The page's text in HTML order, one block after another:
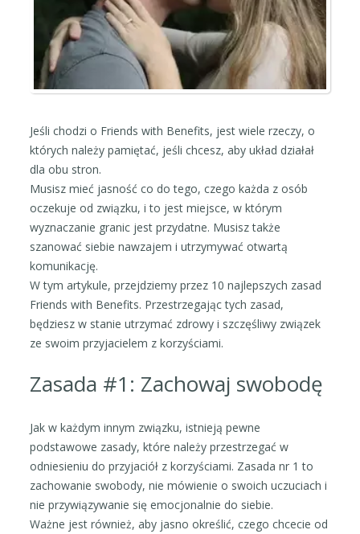
Jeśli chodzi o Friends with Benefits, jest wiele rzeczy, o
których należy pamiętać, jeśli chcesz, aby układ działał
dla obu stron.
Musisz mieć jasność co do tego, czego każda z osób
oczekuje od związku, i to jest miejsce, w którym
wyznaczanie granic jest przydatne. Musisz także
szanować siebie nawzajem i utrzymywać otwartą
komunikację.
W tym artykule, przejdziemy przez 10 najlepszych zasad
Friends with Benefits. Przestrzegając tych zasad,
będziesz w stanie utrzymać zdrowy i szczęśliwy związek
ze swoim przyjacielem z korzyściami.
Zasada #1: Zachowaj swobodę
Jak w każdym innym związku, istnieją pewne
podstawowe zasady, które należy przestrzegać w
odniesieniu do przyjaciół z korzyściami. Zasada nr 1 to
zachowanie swobody, nie mówienie o swoich uczuciach i
nie przywiązywanie się emocjonalnie do siebie.
Ważne jest również, aby jasno określić, czego chcecie od